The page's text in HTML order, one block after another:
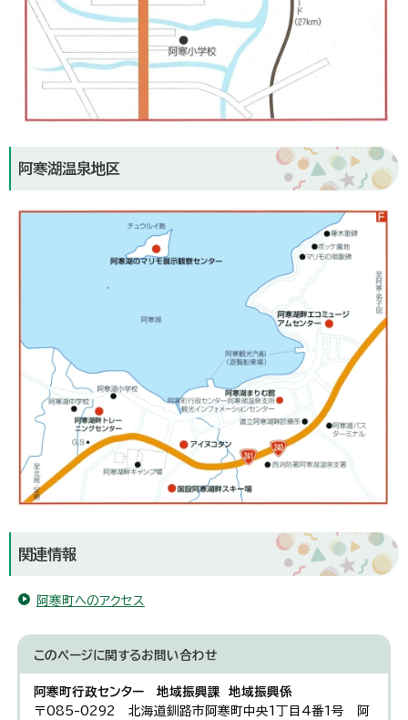
阿寒湖温泉地区
関連情報
阿寒町へのアクセス
このページに関するお問い合わせ
阿寒町行政センター 地域振興課 地域振興係
〒085-0292 北海道釧路市阿寒町中央1丁目4番1号 阿